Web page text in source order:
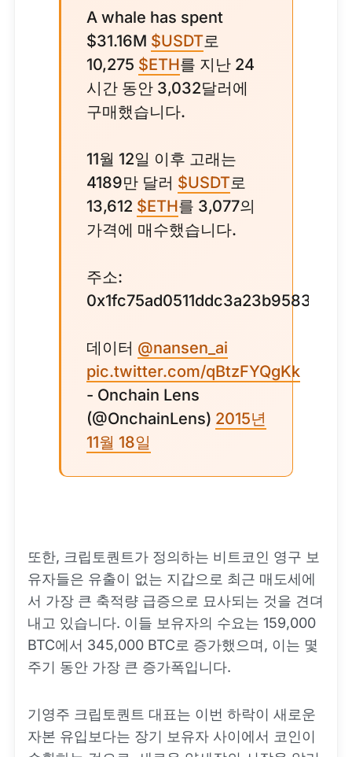
A whale has spent
$31.16M $USDT로
10,275 $ETH를 지난 24
시간 동안 3,032달러에
구매했습니다.
11월 12일 이후 고래는
4189만 달러 $USDT로
13,612 $ETH를 3,077의
가격에 매수했습니다.
주소:
데이터 @nansen_ai
pic.twitter.com/qBtzFYQgKk
- Onchain Lens
(@OnchainLens) 2015년
11월 18일
또한, 크립토퀀트가 정의하는 비트코인 영구 보
유자들은 유출이 없는 지갑으로 최근 매도세에
서 가장 큰 축적량 급증으로 묘사되는 것을 견뎌
내고 있습니다. 이들 보유자의 수요는 159,000
BTC에서 345,000 BTC로 증가했으며, 이는 몇
주기 동안 가장 큰 증가폭입니다.
기영주 크립토퀀트 대표는 이번 하락이 새로운
자본 유입보다는 장기 보유자 사이에서 코인이